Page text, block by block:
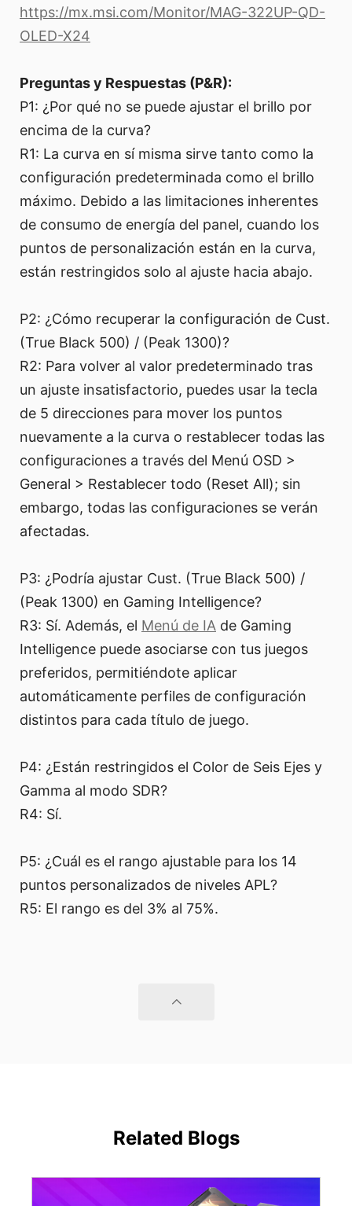
https://mx.msi.com/Monitor/MAG-322UP-QD-
OLED-X24
Preguntas y Respuestas (P&R):
P1: ¿Por qué no se puede ajustar el brillo por
encima de la curva?
R1: La curva en sí misma sirve tanto como la
configuración predeterminada como el brillo
máximo. Debido a las limitaciones inherentes
de consumo de energía del panel, cuando los
puntos de personalización están en la curva,
están restringidos solo al ajuste hacia abajo.
P2: ¿Cómo recuperar la configuración de Cust.
(True Black 500) / (Peak 1300)?
R2: Para volver al valor predeterminado tras
un ajuste insatisfactorio, puedes usar la tecla
de 5 direcciones para mover los puntos
nuevamente a la curva o restablecer todas las
configuraciones a través del Menú OSD >
General > Restablecer todo (Reset All); sin
embargo, todas las configuraciones se verán
afectadas.
P3: ¿Podría ajustar Cust. (True Black 500) /
(Peak 1300) en Gaming Intelligence?
R3: Sí. Además, el Menú de IA de Gaming
Intelligence puede asociarse con tus juegos
preferidos, permitiéndote aplicar
automáticamente perfiles de configuración
distintos para cada título de juego.
P4: ¿Están restringidos el Color de Seis Ejes y
Gamma al modo SDR?
R4: Sí.
P5: ¿Cuál es el rango ajustable para los 14
puntos personalizados de niveles APL?
R5: El rango es del 3% al 75%.
Related Blogs